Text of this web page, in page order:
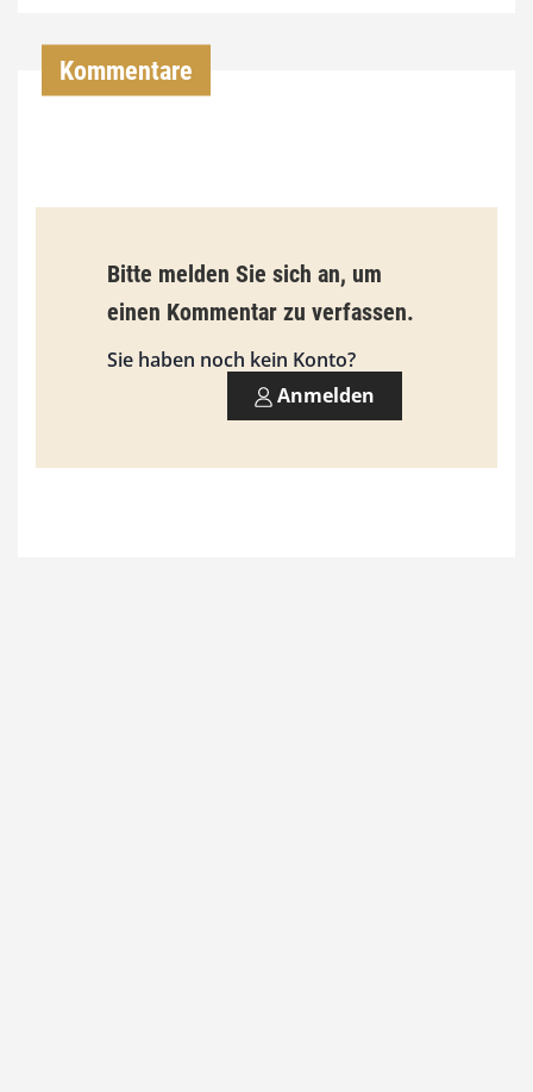
€
i
s
9
0
Kommentare
Bitte melden Sie sich an, um
einen Kommentar zu verfassen.
Sie haben noch kein Konto?
Anmelden